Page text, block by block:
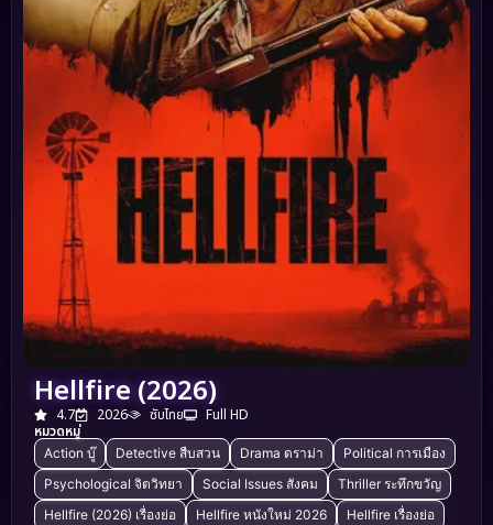
Hellfire (2026)
4.7 2026 ซับไทย
Full HD
หมวดหมู่
Action บู๊ Detective สืบสวน Drama ดราม่า
Political การเมือง
Psychological จิตวิทยา
Social Issues สังคม
Thriller ระทึกขวัญ
Hellfire (2026) เรื่องย่อ
Hellfire หนังใหม่ 2026
Hellfire เรื่องย่อ